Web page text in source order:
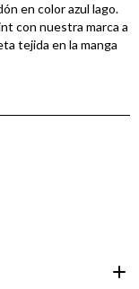
en color azul lago.
con nuestra marca a
tejida en la manga